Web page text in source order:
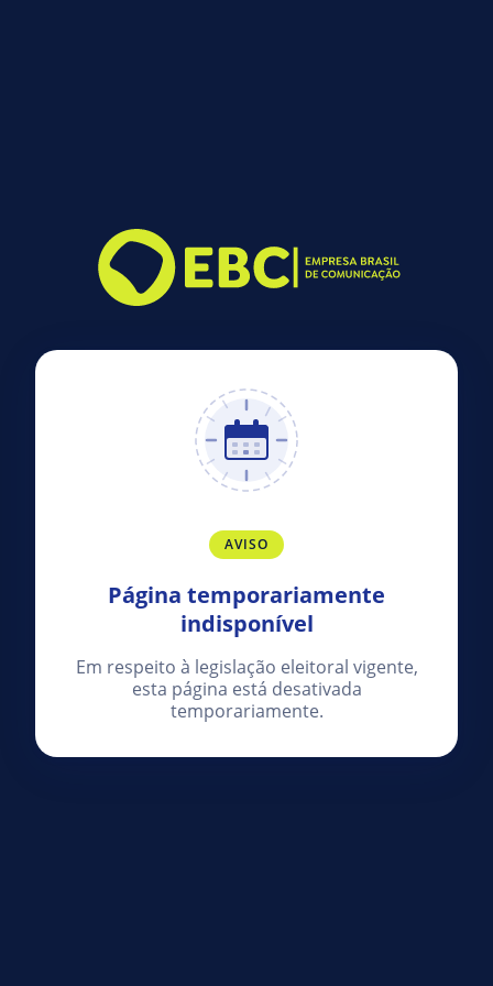
AVISO
Página temporariamente
indisponível
Em respeito à legislação eleitoral vigente,
esta página está desativada
temporariamente.